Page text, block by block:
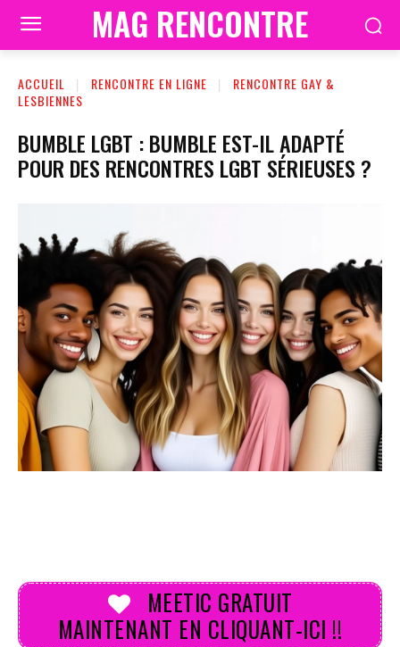
MAG RENCONTRE
ACCUEIL RENCONTRE EN LIGNE
RENCONTRE GAY &
LESBIENNES
BUMBLE LGBT : BUMBLE EST-IL ADAPTÉ
POUR DES RENCONTRES LGBT SÉRIEUSES ?
MEETIC GRATUIT
MAINTENANT EN CLIQUANT-ICI !!